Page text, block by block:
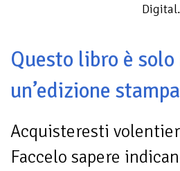
Digital.
Questo libro è
un’edizione
Acquisteresti
Faccelo sapere